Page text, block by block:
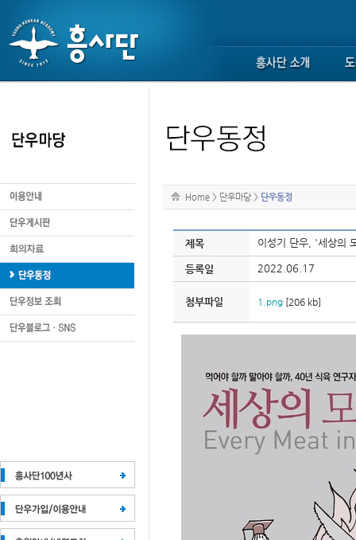
Home > 단우마당 > 단우동정
제목 이성기 단우, '세상의
등록일 2022.06.17
첨부파일 1.png[206 kb]